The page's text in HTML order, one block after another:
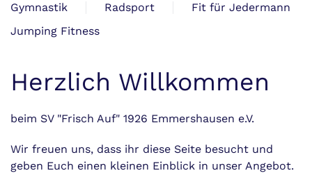
Gymnastik Radsport
Fit für Jedermann
Jumping Fitness
Herzlich Willkommen
beim SV "Frisch Auf" 1926 Emmershausen e.V.
Wir freuen uns, dass ihr diese Seite besucht und
geben Euch einen kleinen Einblick in unser Angebot.